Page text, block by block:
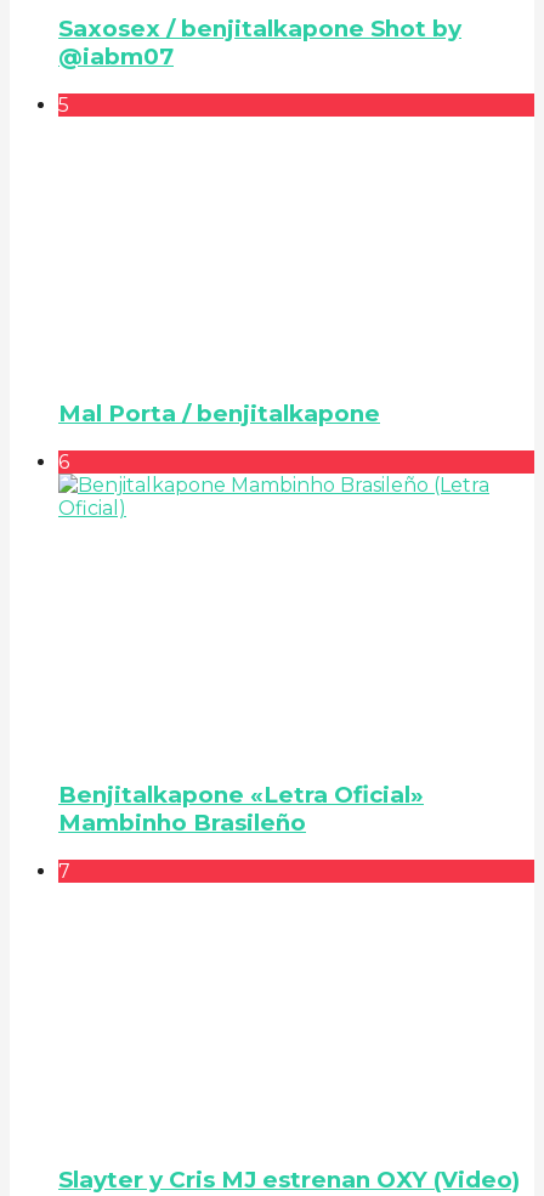
Saxosex / benjitalkapone Shot by
@iabm07
5
Mal Porta / benjitalkapone
6
Benjitalkapone «Letra Oficial»
Mambinho Brasileño
7
Slayter y Cris MJ estrenan OXY (Video)